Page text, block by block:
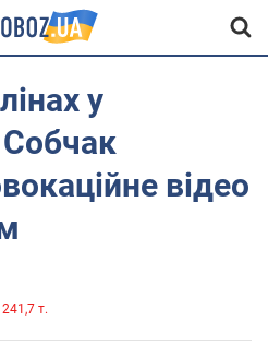
у
відео
241,7 т.